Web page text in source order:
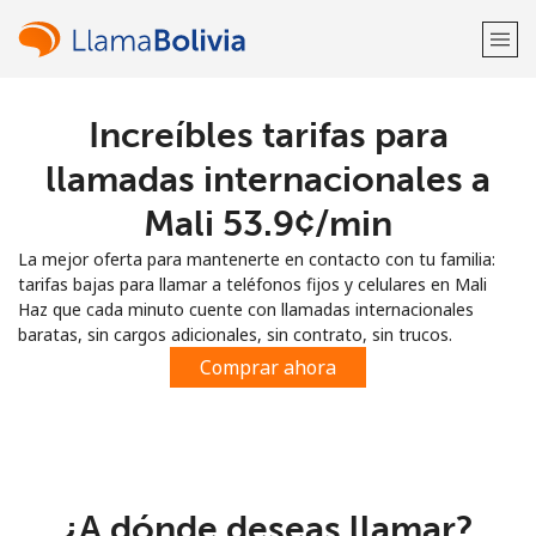
¡Bienvenido!
Regístrate con
Increíbles tarifas para
llamadas internacionales a
Mali ⁦53.9¢⁩/min
La mejor oferta para mantenerte en contacto con tu familia:
tarifas bajas para llamar a teléfonos fijos y celulares en Mali
Haz que cada minuto cuente con llamadas internacionales
baratas, sin cargos adicionales, sin contrato, sin trucos.
Comprar ahora